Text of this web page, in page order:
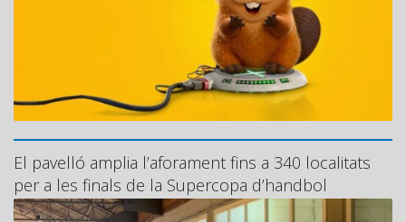
El pavelló amplia l’aforament fins a 340 localitats
per a les finals de la Supercopa d’handbol